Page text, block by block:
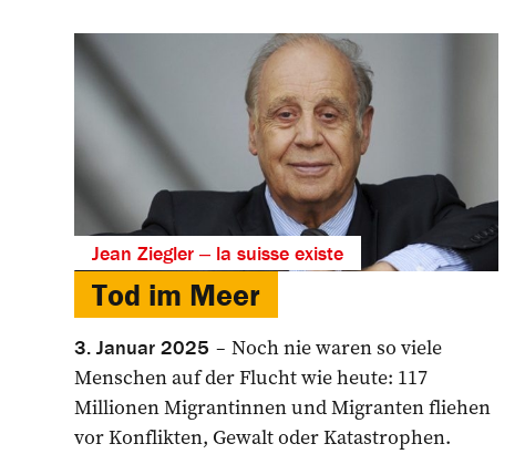
Jean Ziegler ‒ la suisse existe
Tod im Meer
3. Januar 2025
Noch nie waren so viele
Menschen auf der Flucht wie heute: 117
Millionen Migrantinnen und Migranten fliehen
vor Konflikten, Gewalt oder Katastrophen.